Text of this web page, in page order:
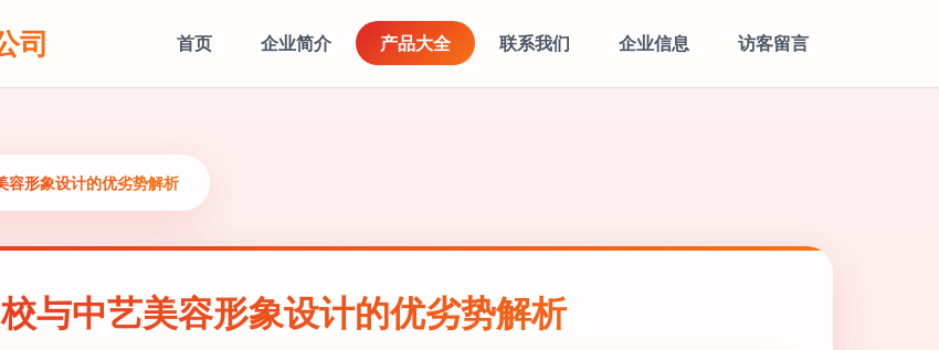
司 首页 企业简介 产品大全 联系我们 企业信息 访客留言
容形象设计的优劣势解析
与中艺美容形象设计的优劣势解析